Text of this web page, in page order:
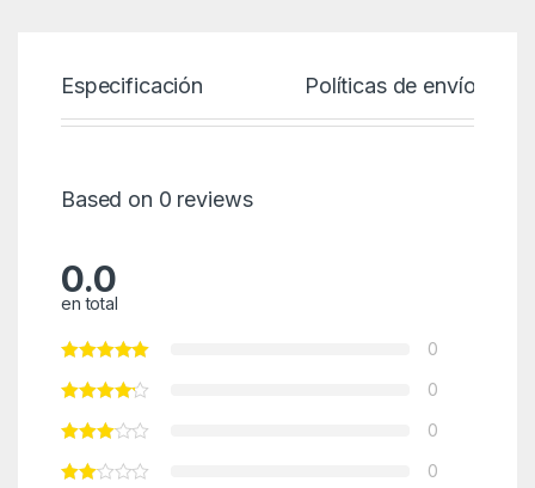
Especificación Políticas de envío
Based on 0 reviews
0.0
en total
0
0
0
0